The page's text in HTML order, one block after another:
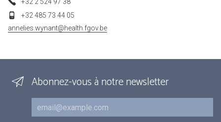
+32 485 73 44 05
annelies.wynant@health.fgov.be
Abonnez-vous à notre newsletter
Courriel